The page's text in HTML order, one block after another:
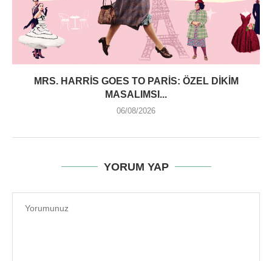
MRS. HARRIS GOES TO PARIS: ÖZEL DIKIM
MASALIMSI...
06/08/2026
YORUM YAP